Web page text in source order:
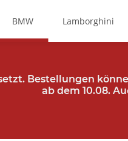
BMW Lamborghini
Bestellungen
ab dem 10.08.